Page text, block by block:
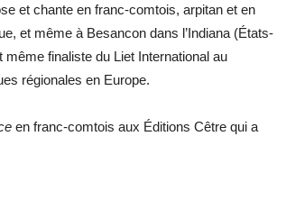
et chante en franc-comtois, arpitan et en
et même à Besancon dans l’Indiana (États-
même finaliste du Liet International au
régionales en Europe.
en franc-comtois aux Éditions Cêtre qui a